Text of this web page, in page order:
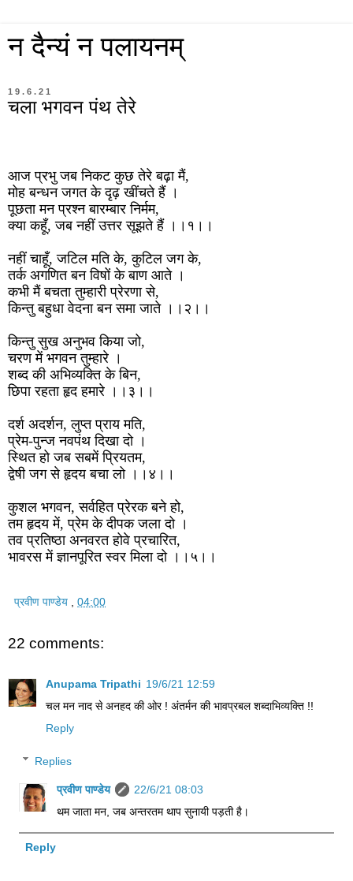
न दैन्यं न पलायनम्
19.6.21
चला भगवन पंथ तेरे
आज प्रभु जब निकट कुछ तेरे बढ़ा मैं,
मोह बन्धन जगत के दृढ़ खींचते हैं ।
पूछता मन प्रश्न बारम्बार निर्मम,
क्या कहूँ, जब नहीं उत्तर सूझते हैं ।।१।।
नहीं चाहूँ, जटिल मति के, कुटिल जग के,
तर्क अगणित बन विषों के बाण आते ।
कभी मैं बचता तुम्हारी प्रेरणा से,
किन्तु बहुधा वेदना बन समा जाते ।।२।।
किन्तु सुख अनुभव किया जो,
चरण में भगवन तुम्हारे ।
शब्द की अभिव्यक्ति के बिन,
छिपा रहता हृद हमारे ।।३।।
दर्श अदर्शन, लुप्त प्राय मति,
प्रेम-पुन्ज नवपंथ दिखा दो ।
स्थित हो जब सबमें प्रियतम,
द्वेषी जग से हृदय बचा लो ।।४।।
कुशल भगवन, सर्वहित प्रेरक बने हो,
तम हृदय में, प्रेम के दीपक जला दो ।
तव प्रतिष्ठा अनवरत होवे प्रचारित,
भावरस में ज्ञानपूरित स्वर मिला दो ।।५।।
प्रवीण पाण्डेय 04:00
22 comments:
Anupama Tripathi 19/6/21 12:59
चल मन नाद से अनहद की ओर ! अंतर्मन की भावप्रबल शब्दाभिव्यक्ति !!
Reply
Replies
प्रवीण पाण्डेय
22/6/21 08:03
थम जाता मन, जब अन्तरतम थाप सुनायी पड़ती है।
Reply